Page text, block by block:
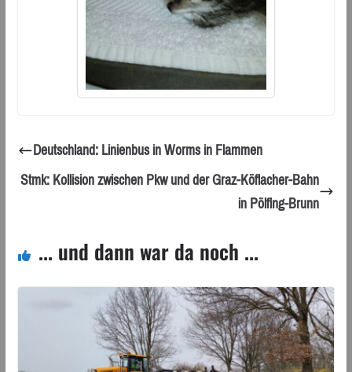
Deutschland: Linienbus in Worms in Flammen
Stmk: Kollision zwischen Pkw und der Graz-Köflacher-Bahn
in Pölfing-Brunn
... und dann war da noch ...